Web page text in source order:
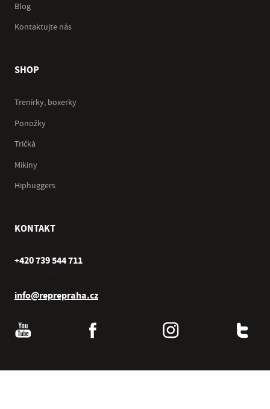
Blog
Kontaktujte nás
SHOP
Trenírky, boxerky
Ponožky
Tričká
Mikiny
Hiphuggers
KONTAKT
+420 739 544 711
info@reprepraha.cz